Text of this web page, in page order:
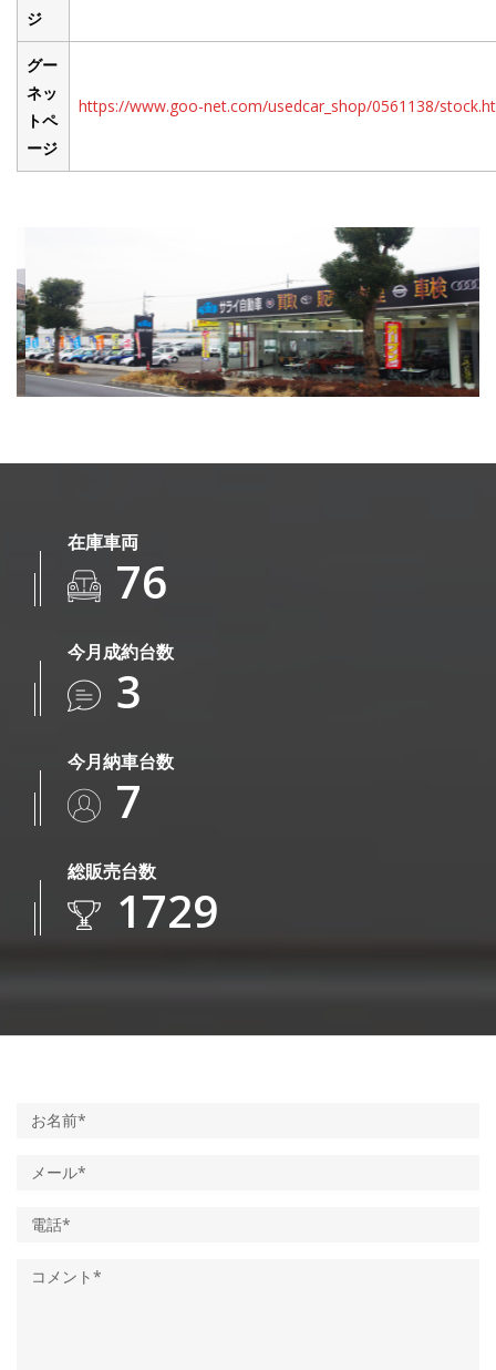
ジ
グー
ネッ
トペ
ージ
https://www.goo-net.com/usedcar_shop/0561138/
在庫車両
76
今月成約台数
3
今月納車台数
7
総販売台数
1729